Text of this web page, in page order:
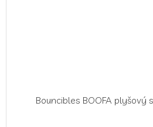
Bouncibles BOOFA plyšový